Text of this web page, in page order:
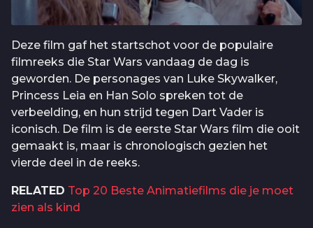
Deze film gaf het startschot voor de populaire
filmreeks die Star Wars vandaag de dag is
geworden. De personages van Luke Skywalker,
Princess Leia en Han Solo spreken tot de
verbeelding, en hun strijd tegen Dart Vader is
iconisch. De film is de eerste Star Wars film die ooit
gemaakt is, maar is chronologisch gezien het
vierde deel in de reeks.
RELATED Top 20 Beste Animatiefilms die je moet
zien als kind